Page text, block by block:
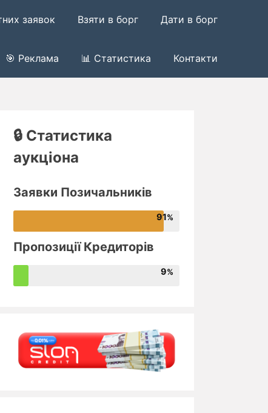
заявок Взяти в борг Дати в борг
🎯 Реклама 📊 Статистика Контакти
🔒 Статистика
аукціона
Заявки Позичальників
91
Пропозиції Кредиторів
9